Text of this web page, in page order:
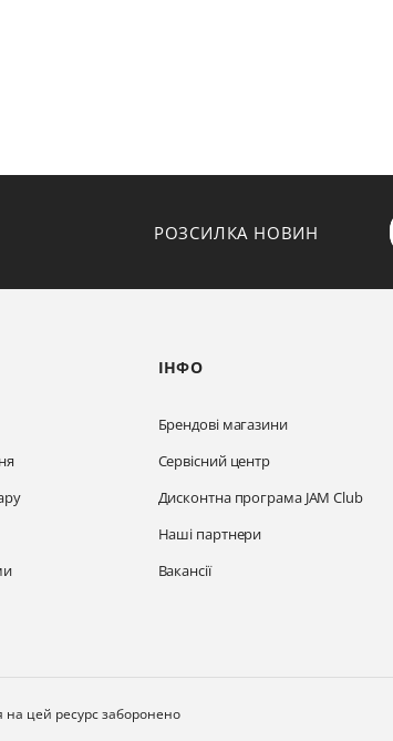
РОЗСИЛКА НОВИН
ІНФО
Брендові магазини
Сервісний центр
Дисконтна програма JAM Club
Наші партнери
Вакансії
на цей ресурс заборонено